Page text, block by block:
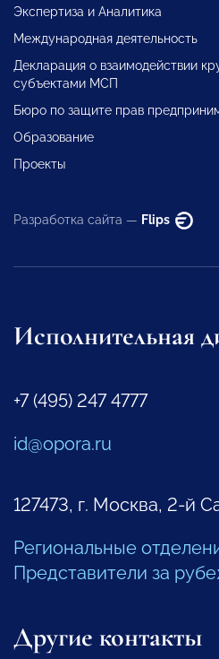
Экспертиза и Аналитика
Международная деятельность
Декларация о взаимодействии
субъектами МСП
Бюро по защите прав
Образование
Проекты
Разработка сайта — Flips
Исполнительная
+7 (495) 247 4777
id@opora.ru
127473, г. Москва, 2-й
Региональные
Представители за
Другие контакты